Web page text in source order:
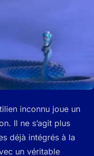
inconnu joue un
Il ne s’agit plus
déjà intégrés à la
un véritable